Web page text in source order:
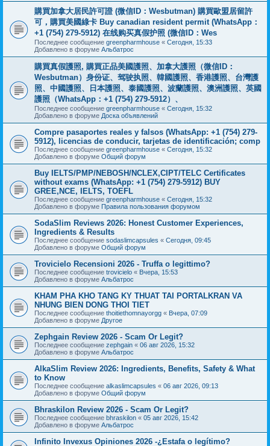
購買加拿大居民許可證 (微信ID：Wesbutman) 購買歐盟居留許
可，購買美國綠卡 Buy canadian resident permit (WhatsApp：
+1 (754) 279-5912) 在线购买真假护照 (微信ID：Wes
Последнее сообщение greenpharmhouse « Сегодня, 15:33
Добавлено в форуме Альбатрос
購買真假護照, 購買正品美國護照、加拿大護照（微信ID：
Wesbutman）身份证、驾驶执照、韓國護照、香港護照、台灣護
照、中國護照、日本護照、泰國護照、波蘭護照、澳洲護照、英國
護照（WhatsApp：+1 (754) 279-5912）、
Последнее сообщение greenpharmhouse « Сегодня, 15:32
Добавлено в форуме Доска объявлений
Compre pasaportes reales y falsos (WhatsApp: +1 (754) 279-
5912), licencias de conducir, tarjetas de identificación; comp
Последнее сообщение greenpharmhouse « Сегодня, 15:32
Добавлено в форуме Общий форум
Buy IELTS/PMP/NEBOSH/NCLEX,CIPT/TELC Certificates
without exams (WhatsApp: +1 (754) 279-5912) BUY
GREE,NCE, IELTS, TOEFL
Последнее сообщение greenpharmhouse « Сегодня, 15:32
Добавлено в форуме Правила пользования форумом
SodaSlim Reviews 2026: Honest Customer Experiences,
Ingredients & Results
Последнее сообщение sodaslimcapsules « Сегодня, 09:45
Добавлено в форуме Общий форум
Trovicielo Recensioni 2026 - Truffa o legittimo?
Последнее сообщение trovicielo « Вчера, 15:53
Добавлено в форуме Альбатрос
KHAM PHA KHO TANG KY THUAT TAI PORTALKRAN VA
NHUNG BIEN DONG THOI TIET
Последнее сообщение thoitiethomnayorgg « Вчера, 07:09
Добавлено в форуме Другое
Zephgain Review 2026 - Scam Or Legit?
Последнее сообщение zephgain « 06 авг 2026, 15:32
Добавлено в форуме Альбатрос
AlkaSlim Review 2026: Ingredients, Benefits, Safety & What
to Know
Последнее сообщение alkaslimcapsules « 06 авг 2026, 09:13
Добавлено в форуме Общий форум
Bhraskilon Review 2026 - Scam Or Legit?
Последнее сообщение bhraskilon « 05 авг 2026, 15:42
Добавлено в форуме Альбатрос
Infinito Invexus Opiniones 2026 -¿Estafa o legítimo?